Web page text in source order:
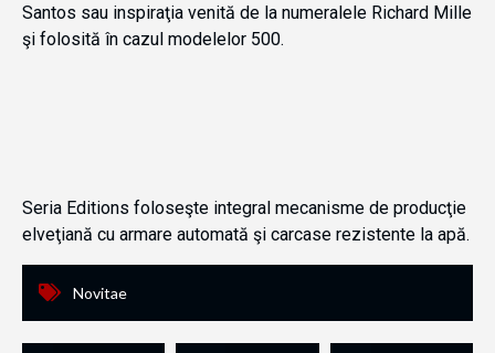
Santos sau inspiraţia venită de la numeralele Richard Mille
şi folosită în cazul modelelor 500.
Seria Editions foloseşte integral mecanisme de producţie
elveţiană cu armare automată şi carcase rezistente la apă.
Novitae